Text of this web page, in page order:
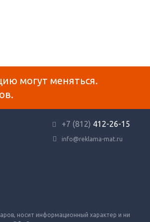
могут меняться.
+7 (812) 412-26-15
info@reklama-mat.ru
носит информационный характер и ни